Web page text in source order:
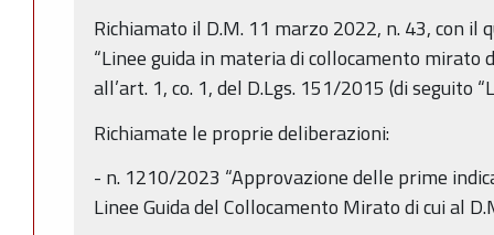
Richiamato il D.M. 11 marzo 2022, n. 43, con il
“Linee guida in materia di collocamento mirato
all’art. 1, co. 1, del D.Lgs. 151/2015 (di seguito
Richiamate le proprie deliberazioni:
- n. 1210/2023 “Approvazione delle prime
Linee Guida del Collocamento Mirato di cui al